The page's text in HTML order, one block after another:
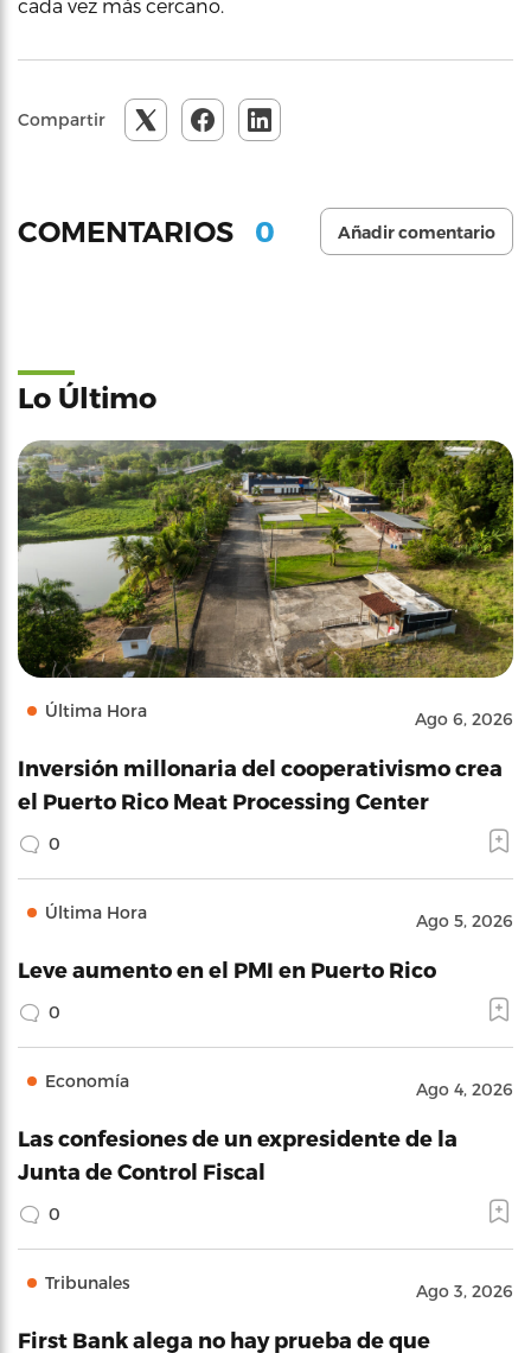
cada vez más cercano.
Compartir
COMENTARIOS 0 Añadir comentario
Lo Último
Última Hora Ago 6, 2026
Inversión millonaria del cooperativismo crea
el Puerto Rico Meat Processing Center
0
Última Hora Ago 5, 2026
Leve aumento en el PMI en Puerto Rico
0
Economía Ago 4, 2026
Las confesiones de un expresidente de la
Junta de Control Fiscal
0
Tribunales Ago 3, 2026
First Bank alega no hay prueba de que